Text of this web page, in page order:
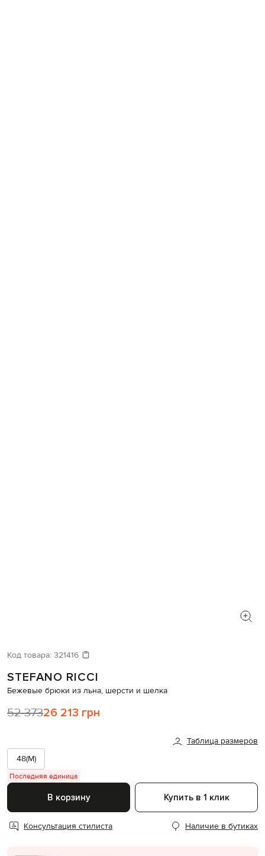
Код товара: 321416
STEFANO RICCI
Бежевые брюки из льна, шерсти и шелка
52 37326 213 грн
Таблица размеров
48(M)
Последняя единица
В корзину Купить в 1 клик
Консультация стилиста Наличие в бутиках